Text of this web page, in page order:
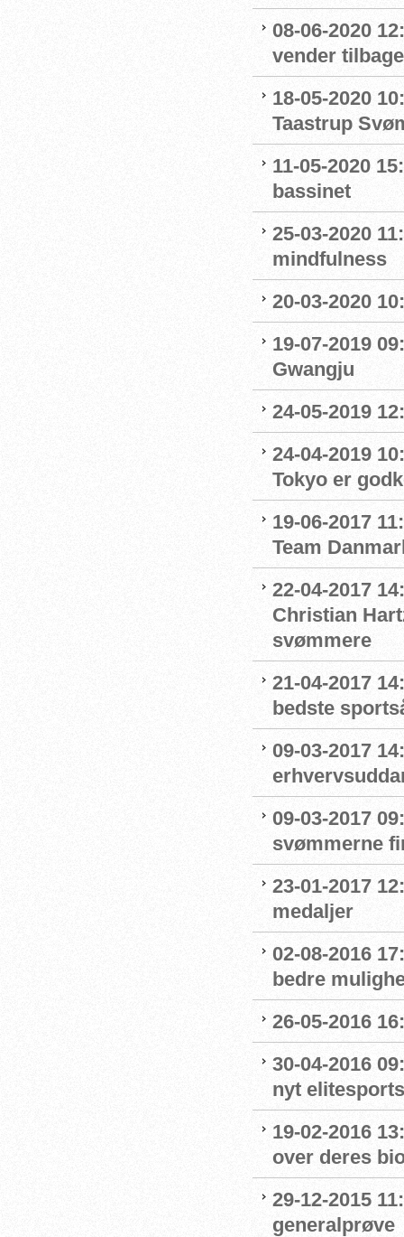
08-06-2020
vender
18-05-2020
Taastrup
11-05-2020
bassinet
25-03-2020
mindfulness
20-03-2020
19-07-2019
Gwangju
24-05-2019
24-04-2019
Tokyo er
19-06-2017
Team
22-04-2017
Christian
svømmere
21-04-2017
bedste
09-03-2017
09-03-2017
svømmerne
23-01-2017
medaljer
02-08-2016
bedre
26-05-2016
30-04-2016
nyt
19-02-2016
over deres
29-12-2015
generalprøve